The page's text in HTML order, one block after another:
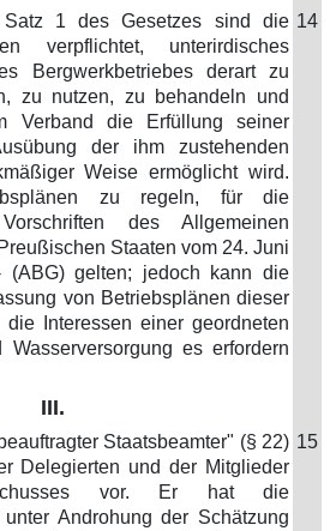
1 des Gesetzes sind die
verpflichtet, unterirdisches
Bergwerkbetriebes derart zu
zu nutzen, zu behandeln und
Verband die Erfüllung seiner
der ihm zustehenden
Weise ermöglicht wird.
zu regeln, für die
des Allgemeinen
Staaten vom 24. Juni
gelten; jedoch kann die
von Betriebsplänen dieser
Interessen einer geordneten
Wasserversorgung es erfordern
14
III.
Staatsbeamter" (§ 22)
Delegierten und der Mitglieder
vor. Er hat die
Androhung der Schätzung
15